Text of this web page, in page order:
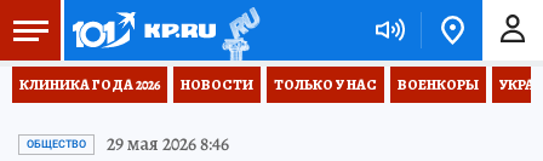
КЛИНИКА ГОДА 2026 НОВОСТИ ТОЛЬКО У НАС ВОЕНКОРЫ
ОБЩЕСТВО 29 мая 2026 8:46